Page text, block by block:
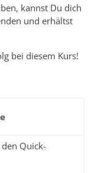
kannst Du dich
und erhältst
bei diesem Kurs!
Quick-